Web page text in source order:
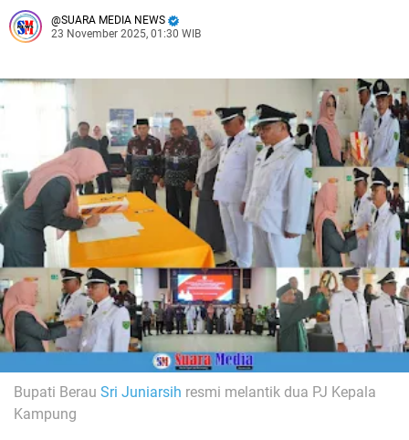
SUARA MEDIA NEWS
23 November 2025, 01:30 WIB
Bupati Berau Sri Juniarsih resmi melantik dua PJ Kepala
Kampung